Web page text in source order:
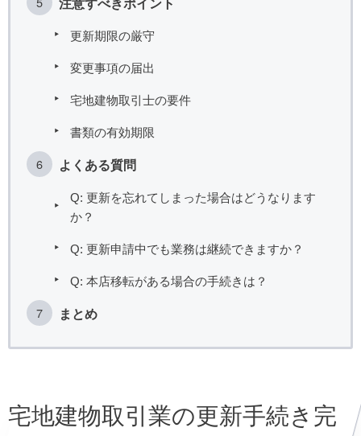
注意すべきポイント
更新期限の厳守
変更事項の届出
宅地建物取引士の要件
書類の有効期限
よくある質問
Q: 更新を忘れてしまった場合はどうなります
か？
Q: 更新申請中でも業務は継続できますか？
Q: 本店移転がある場合の手続きは？
まとめ
宅地建物取引業の更新手続き完